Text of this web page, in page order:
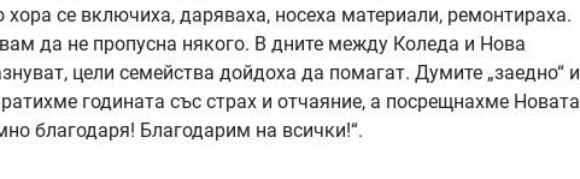
се включиха, даряваха, носеха материали, ремонтираха.
да не пропусна някого. В дните между Коледа и Нова
цели семейства дойдоха да помагат. Думите „заедно“ и
годината със страх и отчаяние, а посрещнахме Новата
благодаря! Благодарим на всички!“.